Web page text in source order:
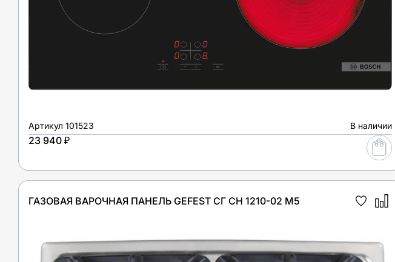
Артикул 101523 В наличии
23 940 ₽
ГАЗОВАЯ ВАРОЧНАЯ ПАНЕЛЬ GEFEST СГ СН 1210-02 M5